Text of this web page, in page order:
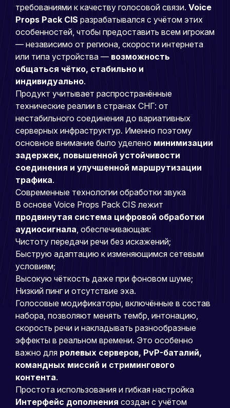
требованиями к качеству голосовой связи. Voice
Props Pack CIS разрабатывался с учётом этих
особенностей, чтобы предоставить всем игрокам
— независимо от региона, скорости интернета
или типа устройства — возможность
общаться чётко, стабильно и
индивидуально.
Продукт учитывает распространённые
технические реалии в странах СНГ: от
нестабильного соединения до вариативных
серверных инфраструктур. Именно поэтому
основное внимание было уделено минимизации
задержек, повышенной устойчивости
соединения и улучшенной маршрутизации
трафика.
Современные технологии обработки звука
В основе Voice Props Pack CIS лежит
продвинутая система цифровой обработки
аудиосигнала , обеспечивающая:
Чистоту передачи речи без искажений;
Быструю адаптацию к изменяющимся сетевым
условиям;
Высокую чёткость даже при фоновом шуме;
Низкий пинг и отсутствие эха.
Голосовые модификаторы, включённые в состав
набора, позволяют менять тембр, интонацию,
скорость речи и накладывать разнообразные
эффекты в реальном времени. Это особенно
важно для ролевых серверов, PvP-баталий,
командных миссий и стримингового
контента.
Простота использования и гибкая настройка
Интерфейс дополнения создан с учётом